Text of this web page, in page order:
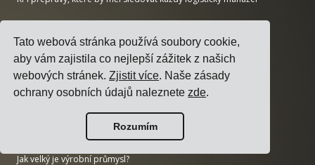
Tato webová stránka používá soubory cookie,
aby vám zajistila co nejlepší zážitek z našich
webových stránek.Zjistit více. Naše zásady
ochrany osobních údajů naleznete zde.
Rozumím
Jak velký je trh s umělou inteligencí?
Kolik CO2 produkuje dopravní sektor?
Jak velký je logistický trh?
Kolik pracovních míst ve výrobě je v USA neobsazeno?
Jak velký je trh s ERP?
Jak velký je výrobní průmysl?